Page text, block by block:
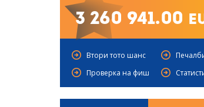
3 260 941.00
Втори тото шанс
Проверка на фиш